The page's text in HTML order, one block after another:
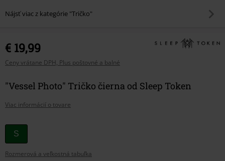
Nájsť viac z kategórie "Tričko"
€ 19,99
Ceny vrátane DPH, Plus poštovné a balné
"Vessel Photo" Tričko čierna od Sleep Token
Viac informácií o tovare
Vyberte
si
veľkosť
S
Rozmerová a veľkostná tabuľka